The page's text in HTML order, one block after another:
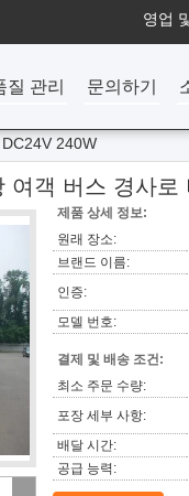
영업
질 관리 문의하기
240W
객 버스 경사로
제품 상세 정보:
원래 장소:
브랜드 이름:
인증:
모델 번호:
결제 및 배송 조건:
최소 주문 수량:
포장 세부 사항:
배달 시간:
공급 능력: